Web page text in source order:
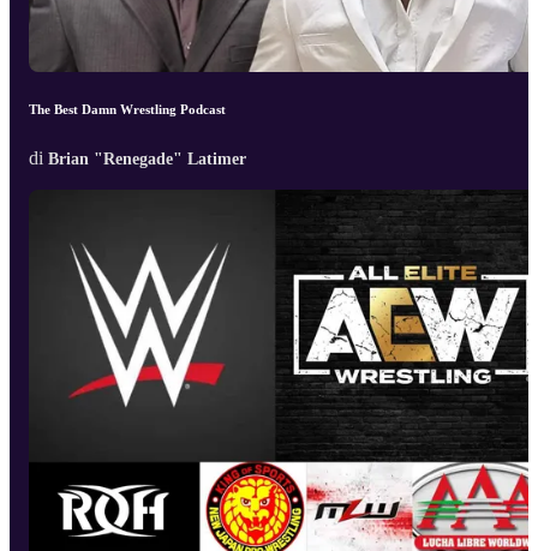
The Best Damn Wrestling Podcast
di Brian "Renegade" Latimer